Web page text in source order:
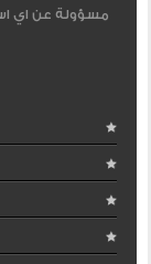
مسؤولة عن اي